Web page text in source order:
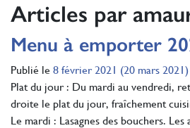
Articles par
Menu à emporter
Publié le 8 février 2021 (20 mars 2021)
Plat du jour : Du mardi au vendredi,
droite le plat du jour, fraîchement
Le mardi : Lasagnes des bouchers.